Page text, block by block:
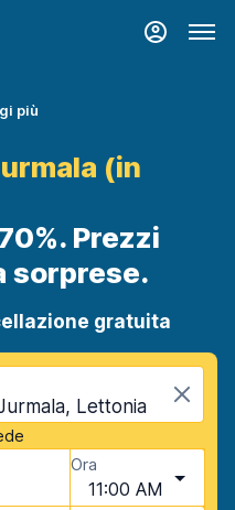
più
(in
Prezzi
sorprese.
gratuita
Lettonia
Ora
11:00 AM